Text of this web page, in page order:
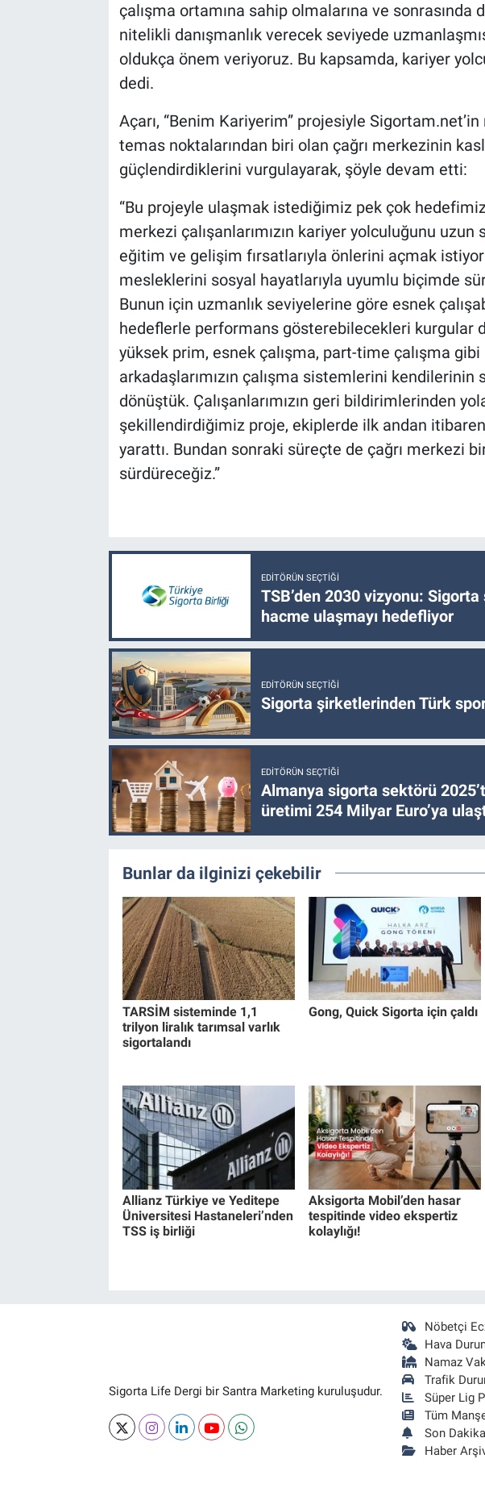
çalışma ortamına sahip olmalarına ve sonrasında
nitelikli danışmanlık verecek seviyede
oldukça önem veriyoruz. Bu kapsamda, kariyer
dedi.
Açarı, “Benim Kariyerim” projesiyle
temas noktalarından biri olan çağrı merkezinin
güçlendirdiklerini vurgulayarak, şöyle devam etti:
“Bu projeyle ulaşmak istediğimiz pek çok
merkezi çalışanlarımızın kariyer yolculuğunu
eğitim ve gelişim fırsatlarıyla önlerini açmak
mesleklerini sosyal hayatlarıyla uyumlu biçimde
Bunun için uzmanlık seviyelerine göre esnek
hedeflerle performans gösterebilecekleri kurgular
yüksek prim, esnek çalışma, part-time çalışma
arkadaşlarımızın çalışma sistemlerini
dönüştük. Çalışanlarımızın geri bildirimlerinden
şekillendirdiğimiz proje, ekiplerde ilk andan
yarattı. Bundan sonraki süreçte de çağrı merkezi
sürdüreceğiz.”
EDITÖRÜN SEÇTIĞI
TSB’den 2030 vizyonu:
hacme ulaşmayı hedefliyor
EDITÖRÜN SEÇTIĞI
Sigorta şirketlerinden Türk
EDITÖRÜN SEÇTIĞI
Almanya sigorta sektörü
üretimi 254 Milyar Euro’ya
Bunlar da ilginizi çekebilir
TARSİM sisteminde 1,1
trilyon liralık tarımsal varlık
sigortalandı
Gong, Quick Sigorta için çaldı
Allianz Türkiye ve Yeditepe
Üniversitesi Hastaneleri’nden
TSS iş birliği
Aksigorta Mobil’den hasar
tespitinde video ekspertiz
kolaylığı!
Sigorta Life Dergi bir Santra Marketing kuruluşudur.
Nöbetçi
Hava
Namaz
Trafik
Süper Lig
Tüm
Son
Haber